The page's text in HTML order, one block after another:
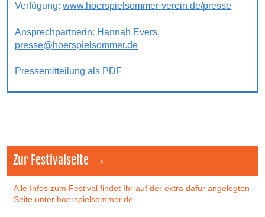
Verfügung:www.hoerspielsommer-verein.de/presse
Ansprechpartnerin: Hannah Evers,
presse@hoerspielsommer.de
Pressemitteilung als PDF
Zur Festivalseite →
Alle Infos zum Festival findet Ihr auf der extra dafür angelegten
Seite unter hoerspielsommer.de